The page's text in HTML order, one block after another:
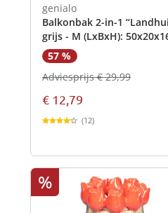
genialo
Balkonbak 2-in-1
grijs - M (LxBxH):
cm
57 %
€ 12,79
Adviesprijs € 29,99
(12)
%